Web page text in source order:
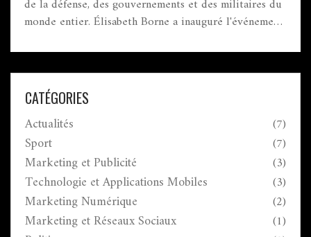
de la défense, des gouvernements et des militaires du
monde entier. Élisabeth Borne a inauguré l'événement,
en matière de défense. La foire a mis en avant les
nouvelles technologies militaires malgré les
inquiétudes géopolitiques et climatiques.
CATÉGORIES
Actualités (7)
Sport (7)
Marketing et Publicité (3)
Technologie et Applications Mobiles (3)
Marketing Numérique (2)
Marketing et Réseaux Sociaux (1)